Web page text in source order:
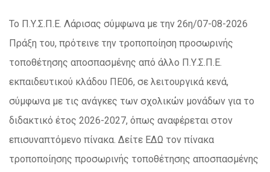
Το Π.Υ.Σ.Π.Ε. Λάρισας σύμφωνα με την 26η/07-08-2026
Πράξη του, πρότεινε την τροποποίηση προσωρινής
τοποθέτησης αποσπασμένης από άλλο Π.Υ.Σ.Π.Ε.
εκπαιδευτικού κλάδου ΠΕ06, σε λειτουργικά κενά,
σύμφωνα με τις ανάγκες των σχολικών μονάδων για το
διδακτικό έτος 2026-2027, όπως αναφέρεται στον
επισυναπτόμενο πίνακα. Δείτε ΕΔΩ τον πίνακα
τροποποίησης προσωρινής τοποθέτησης αποσπασμένης